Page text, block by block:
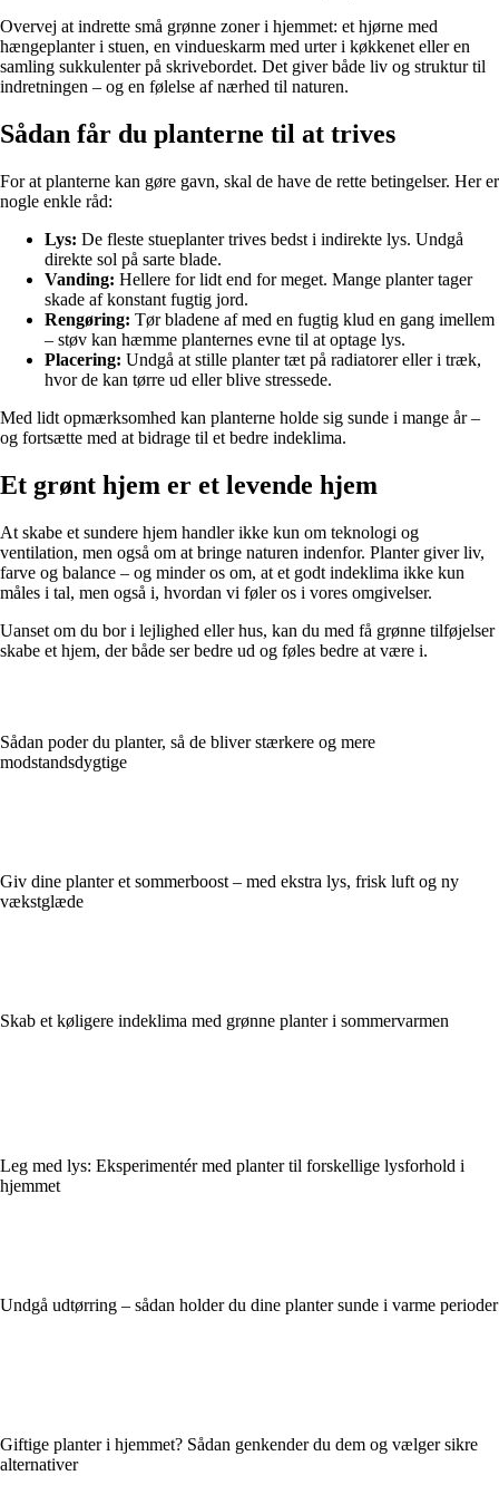
Overvej at indrette små grønne zoner i hjemmet: et hjørne med
hængeplanter i stuen, en vindueskarm med urter i køkkenet eller en
samling sukkulenter på skrivebordet. Det giver både liv og struktur til
indretningen – og en følelse af nærhed til naturen.
Sådan får du planterne til at trives
For at planterne kan gøre gavn, skal de have de rette betingelser. Her er
nogle enkle råd:
Lys: De fleste stueplanter trives bedst i indirekte lys. Undgå
direkte sol på sarte blade.
Vanding: Hellere for lidt end for meget. Mange planter tager
skade af konstant fugtig jord.
Rengøring: Tør bladene af med en fugtig klud en gang imellem
– støv kan hæmme planternes evne til at optage lys.
Placering: Undgå at stille planter tæt på radiatorer eller i træk,
hvor de kan tørre ud eller blive stressede.
Med lidt opmærksomhed kan planterne holde sig sunde i mange år –
og fortsætte med at bidrage til et bedre indeklima.
Et grønt hjem er et levende hjem
At skabe et sundere hjem handler ikke kun om teknologi og
ventilation, men også om at bringe naturen indenfor. Planter giver liv,
farve og balance – og minder os om, at et godt indeklima ikke kun
måles i tal, men også i, hvordan vi føler os i vores omgivelser.
Uanset om du bor i lejlighed eller hus, kan du med få grønne tilføjelser
skabe et hjem, der både ser bedre ud og føles bedre at være i.
Sådan poder du planter, så de bliver stærkere og mere
modstandsdygtige
Giv dine planter et sommerboost – med ekstra lys, frisk luft og ny
vækstglæde
Skab et køligere indeklima med grønne planter i sommervarmen
Leg med lys: Eksperimentér med planter til forskellige lysforhold i
hjemmet
Undgå udtørring – sådan holder du dine planter sunde i varme perioder
Giftige planter i hjemmet? Sådan genkender du dem og vælger sikre
alternativer